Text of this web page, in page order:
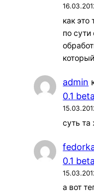
как это
по сути
admin
0.1
суть та
0.1
а вот